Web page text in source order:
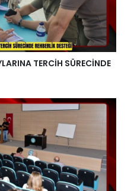
TERCİH SÜRECİNDE